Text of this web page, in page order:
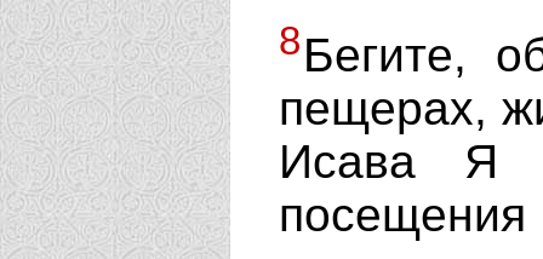
8Бегите,
пещерах,
Исава Я
посещения